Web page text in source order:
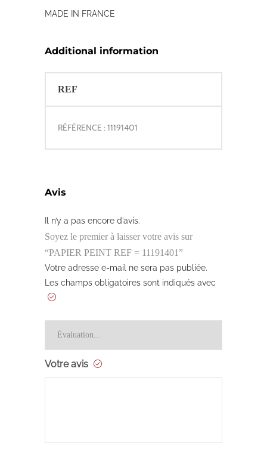
MADE IN FRANCE
Additional information
REF
RÉFÉRENCE : 11191401
Avis
Il n’y a pas encore d’avis.
Soyez le premier à laisser votre avis sur
“PAPIER PEINT REF = 11191401”
Votre adresse e-mail ne sera pas publiée.
Les champs obligatoires sont indiqués avec
Votre avis